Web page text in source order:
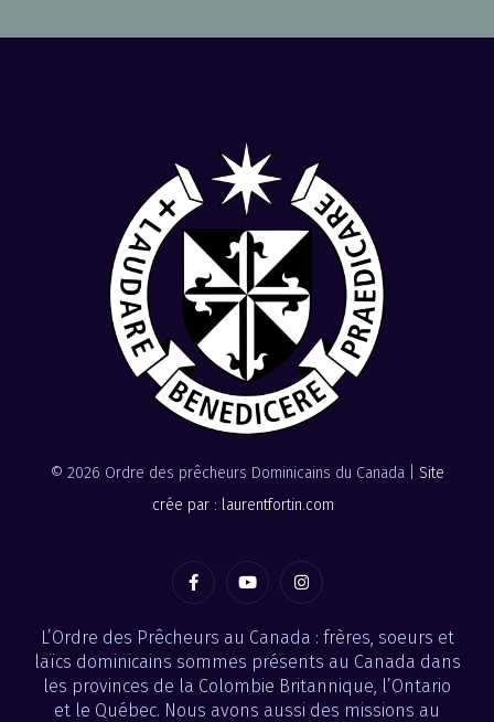
© 2026 Ordre des prêcheurs Dominicains du Canada | Site
crée par : laurentfortin.com
L’Ordre des Prêcheurs au Canada : frères, soeurs et
laïcs dominicains sommes présents au Canada dans
les provinces de la Colombie Britannique, l’Ontario
et le Québec. Nous avons aussi des missions au